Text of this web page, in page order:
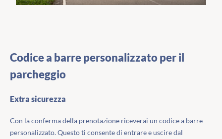
Codice a barre personalizzato per il
parcheggio
Extra sicurezza
Con la conferma della prenotazione riceverai un codice a barre
personalizzato. Questo ti consente di entrare e uscire dal